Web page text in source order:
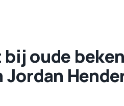
oude
Jordan